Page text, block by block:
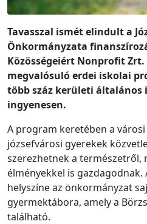
Tavasszal ismét elindult a
Önkormányzata
Közösségeiért Nonprofit Zrt.
megvalósuló erdei iskolai
több száz kerületi általános
ingyenesen.
A program keretében a
józsefvárosi gyerekek
szerezhetnek a természetről,
élményekkel is
helyszíne az önkormányzat
gyermektábora, amely a
található.